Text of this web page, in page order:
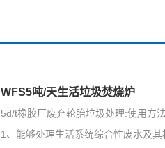
WFS5吨/天生活垃圾焚烧炉
5d/t橡胶厂废弃轮胎垃圾处理:使用方
1、能够处理生活系统综合性废水及